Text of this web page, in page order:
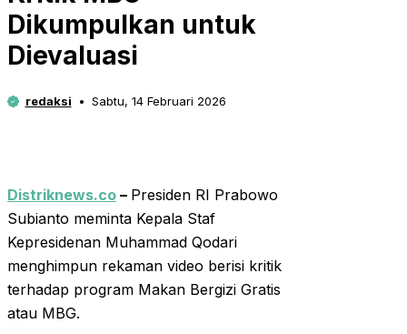
Dikumpulkan untuk
Dievaluasi
redaksi Sabtu, 14 Februari 2026
Distriknews.co – Presiden RI Prabowo
Subianto meminta Kepala Staf
Kepresidenan Muhammad Qodari
menghimpun rekaman video berisi kritik
terhadap program Makan Bergizi Gratis
atau MBG.